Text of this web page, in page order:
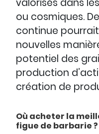
valorisés dans
ou cosmiques.
continue
nouvelles
potentiel des
production
création de
Où acheter la
figue de barbarie ?